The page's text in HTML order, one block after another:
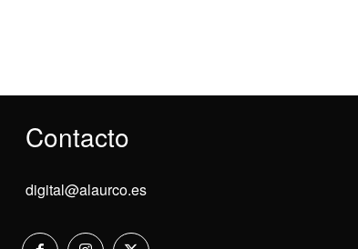
Contacto
digital@alaurco.es